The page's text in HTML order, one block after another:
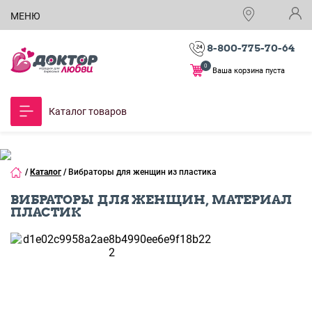
МЕНЮ
8-800-775-70-64
Ваша корзина пуста
0
Каталог товаров
/ Каталог / Вибраторы для женщин из пластика
ВИБРАТОРЫ ДЛЯ ЖЕНЩИН, МАТЕРИАЛ
ПЛАСТИК